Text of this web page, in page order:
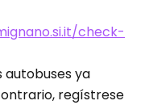
check-
autobuses ya
regístrese